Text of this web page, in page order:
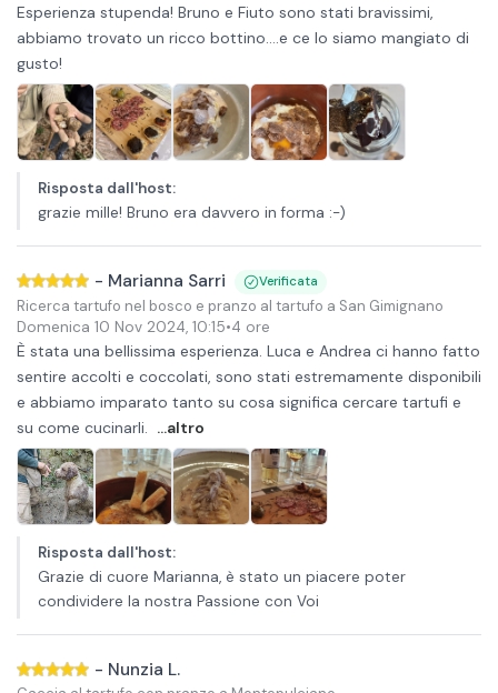
Esperienza stupenda! Bruno e Fiuto sono stati bravissimi,
abbiamo trovato un ricco bottino….e ce lo siamo mangiato di
gusto!
Risposta dall'host:
grazie mille! Bruno era davvero in forma :-)
- Marianna Sarri Verificata
Ricerca tartufo nel bosco e pranzo al tartufo a San Gimignano
Domenica 10 Nov 2024, 10:15•4 ore
È stata una bellissima esperienza. Luca e Andrea ci hanno fatto
sentire accolti e coccolati, sono stati estremamente disponibili
e abbiamo imparato tanto su cosa significa cercare tartufi e
su come cucinarli.
...altro
Risposta dall'host:
Grazie di cuore Marianna, è stato un piacere poter
condividere la nostra Passione con Voi
- Nunzia L.